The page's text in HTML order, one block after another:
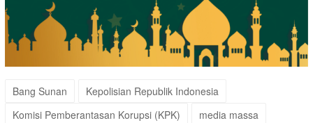
Bang Sunan
Kepolisian Republik Indonesia
Komisi Pemberantasan Korupsi (KPK)
media massa